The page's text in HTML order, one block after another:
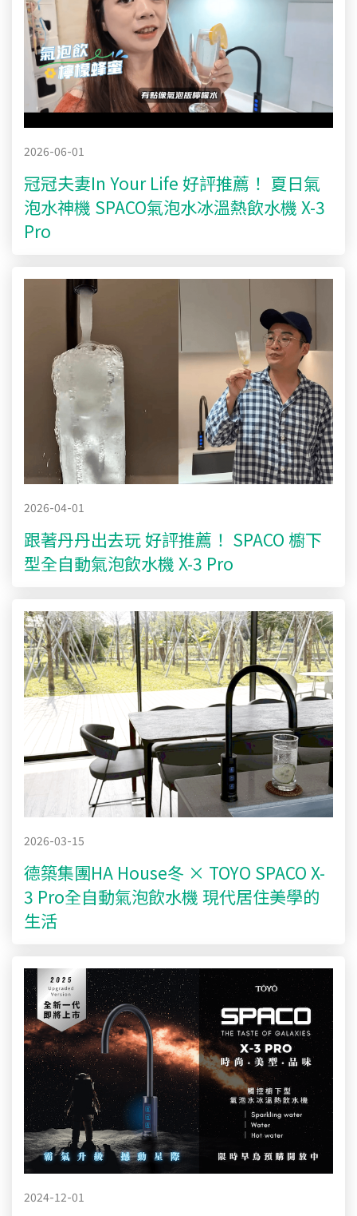
2026-06-01
冠冠夫妻In Your Life 好評推薦！ 夏日氣
泡水神機 SPACO氣泡水冰溫熱飲水機 X-3
Pro
2026-04-01
跟著丹丹出去玩 好評推薦！ SPACO 櫥下
型全自動氣泡飲水機 X-3 Pro
2026-03-15
德築集團HA House冬 × TOYO SPACO X-
3 Pro全自動氣泡飲水機 現代居住美學的
生活
2024-12-01